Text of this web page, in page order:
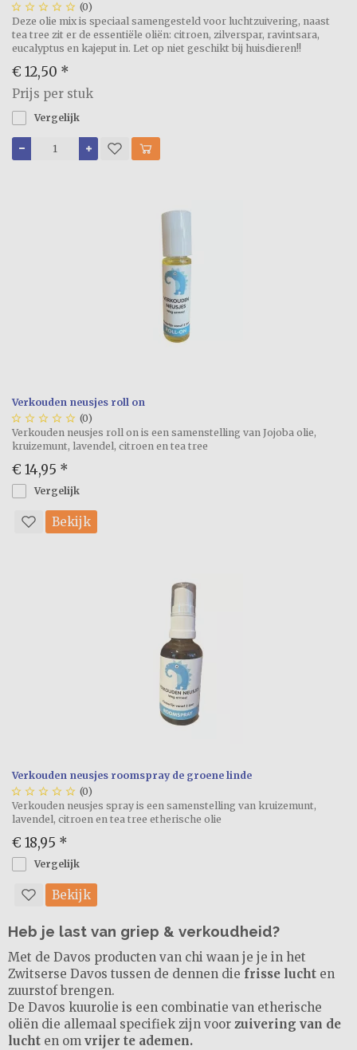
     (0)
Deze olie mix is speciaal samengesteld voor luchtzuivering, naast
tea tree zit er de essentiële oliën: citroen, zilverspar, ravintsara,
eucalyptus en kajeput in. Let op niet geschikt bij huisdieren!!
€ 12,50 *
Prijs per stuk
Vergelijk
Verkouden neusjes roll on
     (0)
Verkouden neusjes roll on is een samenstelling van Jojoba olie,
kruizemunt, lavendel, citroen en tea tree
€ 14,95 *
Vergelijk
Bekijk
Verkouden neusjes roomspray de groene linde
     (0)
Verkouden neusjes spray is een samenstelling van kruizemunt,
lavendel, citroen en tea tree etherische olie
€ 18,95 *
Vergelijk
Bekijk
Heb je last van griep & verkoudheid?
Met de Davos producten van chi waan je je in het
Zwitserse Davos tussen de dennen die frisse lucht en
zuurstof brengen.
De Davos kuurolie is een combinatie van etherische
oliën die allemaal specifiek zijn voor zuivering van de
lucht en om vrijer te ademen.